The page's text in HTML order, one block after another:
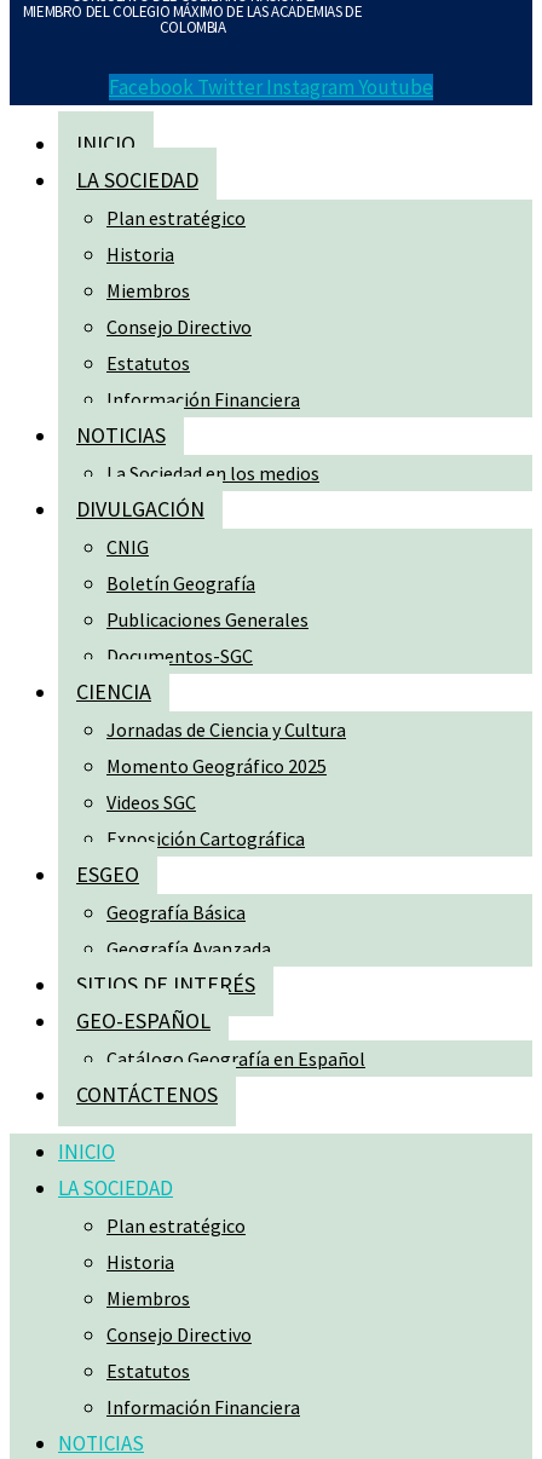
MIEMBRO DEL COLEGIO MÁXIMO DE LAS ACADEMIAS DE
COLOMBIA
Facebook Twitter InstagramYoutube
INICIO
LA SOCIEDAD
Plan estratégico
Historia
Miembros
Consejo Directivo
Estatutos
Información Financiera
NOTICIAS
La Sociedad en los medios
DIVULGACIÓN
CNIG
Boletín Geografía
Publicaciones Generales
Documentos-SGC
CIENCIA
Jornadas de Ciencia y Cultura
Momento Geográfico 2025
Videos SGC
Exposición Cartográfica
ESGEO
Geografía Básica
Geografía Avanzada
SITIOS DE INTERÉS
GEO-ESPAÑOL
Catálogo Geografía en Español
CONTÁCTENOS
INICIO
LA SOCIEDAD
Plan estratégico
Historia
Miembros
Consejo Directivo
Estatutos
Información Financiera
NOTICIAS